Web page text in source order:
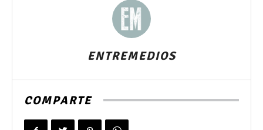
ENTREMEDIOS
COMPARTE